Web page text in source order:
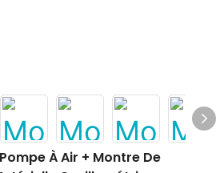
À Air + Montre De